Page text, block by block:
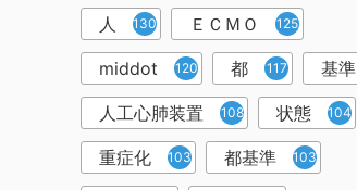
人 130 ＥＣＭＯ 125
middot 120 都 117 基準
人工心肺装置 108 状態 104
重症化 103 都基準 103